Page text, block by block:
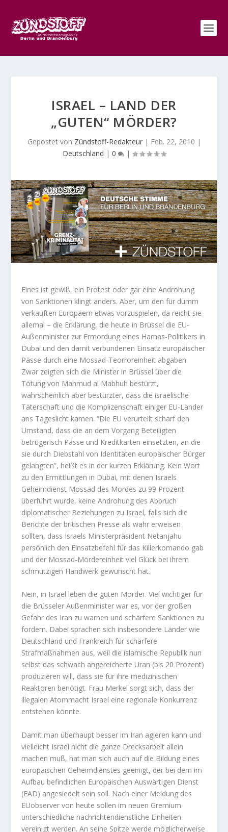
ISRAEL – LAND DER
„GUTEN“ MÖRDER?
Gepostet von Zündstoff-Redakteur| Feb. 22, 2010 |
Deutschland | 0 |
Eines ist gewiß, ein Protest oder gar eine Androhung
von Sanktionen klingt anders. Aber, um den für dumm
verkauften Europäern etwas vorzuspielen, da reicht sie
allemal – die Erklärung, die heute in Brüssel die EU-
Außenminister zur Ermordung eines Hamas-Politikers in
Dubai und den damit verbundenen Einsatz europäischer
Pässe durch eine Mossad-Teorroreinheit abgaben.
Zwar zeigten sich die Minister in Brüssel über die
Tötung von Mahmud al Mabhuh bestürzt,
wahrscheinlich aber bestürzter, dass die israelische
Täterschaft und die Komplizenschaft einiger EU-Länder
ans Tageslicht kamen. “Die EU verurteilt scharf den
Umstand, dass die an dem Vorgang Beteiligten
betrügerisch Pässe und Kreditkarten einsetzten, an die
sie durch Diebstahl von Identitäten europäischer Bürger
gelangten”, heißt es in der kurzen Erklärung. Kein Wort
zu den Ermittlungen in Dubai, mit denen Israels
Geheimdienst Mossad des Mordes zu 99 Prozent
überführt wurde, keine Androhung des Abbruch
diplomatischer Beziehungen zu Israel, falls sich die
Berichte der britischen Presse als wahr erweisen
sollten, dass Israels Ministerpräsident Netanjahu
persönlich den Einsatzbefehl für das Killerkomando gab
und der Mossad-Mördereinheit viel Glück bei ihrem
schmutzigen Handwerk gewünscht hat.
Nein, in Israel leben die guten Mörder. Viel wichtiger für
die Brüsseler Außenminister war es, vor der großen
Gefahr des Iran zu warnen und schärfere Sanktionen zu
fordern. Dabei sprachen sich insbesondere Länder wie
Deutschland und Frankreich für schärfere
Strafmaßnahmen aus, weil die islamische Republik nun
selbst das schwach angereicherte Uran (bis 20 Prozent)
produzieren will, dass sie für ihre medizinischen
Reaktoren benötigt. Frau Merkel sorgt sich, dass der
illegalen Atommacht Israel eine regionale Konkurrenz
entstehen könnte.
Damit man überhaupt besser im Iran agieren kann und
vielleicht Israel nicht die ganze Drecksarbeit allein
machen muß, hat man sich auch auf die Bildung eines
europäischen Geheimdienstes geeinigt, der bei dem im
Aufbau befindlichen Europäischen Auswärtigen Dienst
(EAD) angesiedelt sein soll. Nach einer Meldung des
EUobserver von heute sollen im neuen Gremium
unterschiedliche nachrichtendienstliche Einheiten
vereinigt werden. An seine Spitze werde möglicherweise